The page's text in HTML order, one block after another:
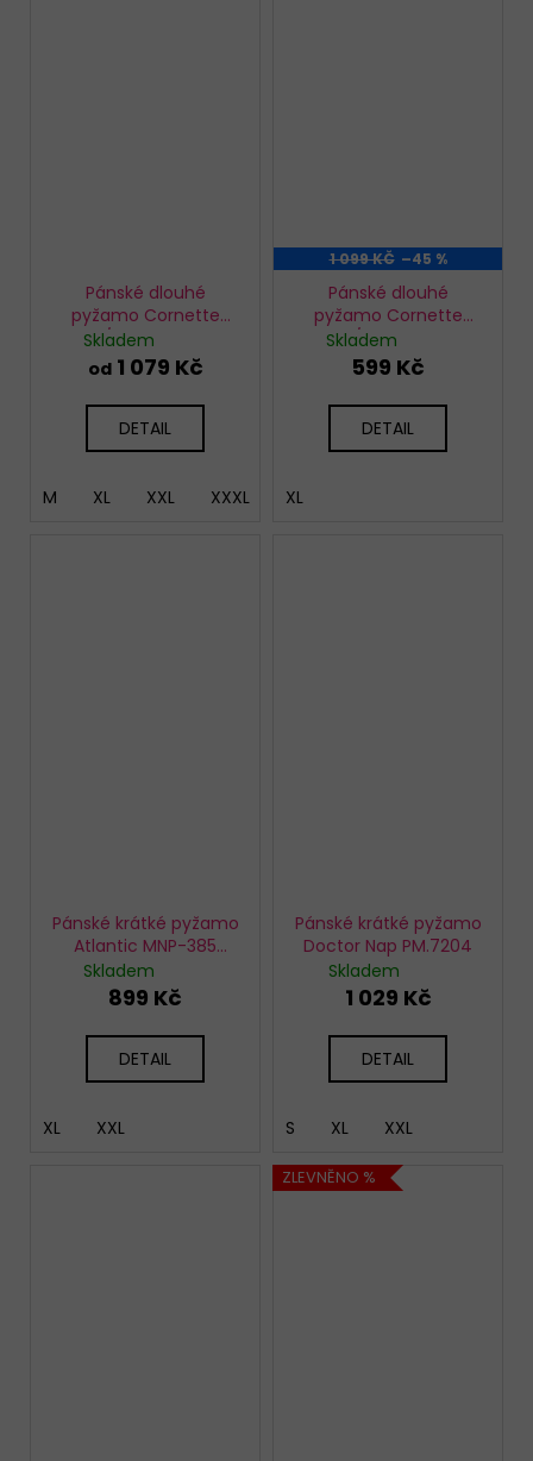
Pánské dlouhé
pyžamo Cornette
124/308 Sequoia
Skladem
od1 079 Kč
DETAIL
M XL XXL XXXL
1 099 KČ –45 %
Pánské dlouhé
pyžamo Cornette
115/292 Bears
Skladem
599 Kč
DETAIL
XL
Pánské krátké pyžamo
Atlantic MNP-385
modré
Skladem
899 Kč
DETAIL
XL XXL
Pánské krátké pyžamo
Doctor Nap PM.7204
Skladem
1 029 Kč
DETAIL
S XL XXL
ZLEVNĚNO %